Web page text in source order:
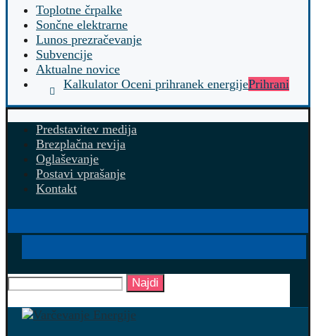
Toplotne črpalke
Sončne elektrarne
Lunos prezračevanje
Subvencije
Aktualne novice
Kalkulator Oceni prihranek energijePrihrani
Predstavitev medija
Brezplačna revija
Oglaševanje
Postavi vprašanje
Kontakt
Najdi